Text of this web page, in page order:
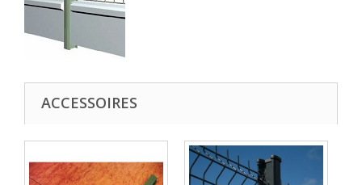
ACCESSOIRES